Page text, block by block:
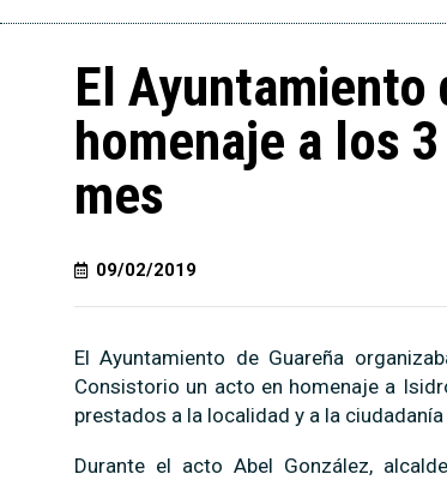
El Ayuntamiento
homenaje a los
mes
09/02/2019
El Ayuntamiento de Guareña
Consistorio un acto en homenaje a
prestados a la localidad y a la
Durante el acto Abel González,